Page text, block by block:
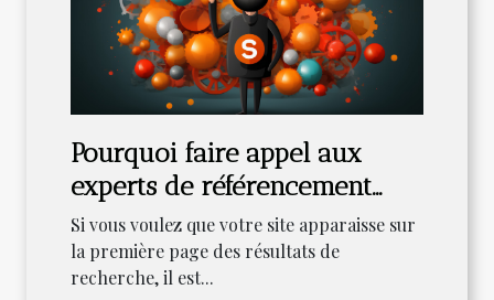
Pourquoi faire appel aux
experts de référencement
web ?
Si vous voulez que votre site apparaisse sur
la première page des résultats de
recherche, il est...